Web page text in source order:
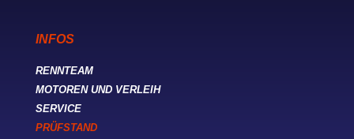
INFOS
RENNTEAM
MOTOREN UND VERLEIH
SERVICE
PRÜFSTAND